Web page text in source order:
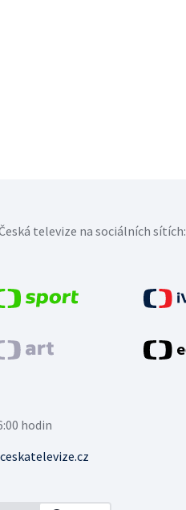
hodin
televize na sociálních sítích: